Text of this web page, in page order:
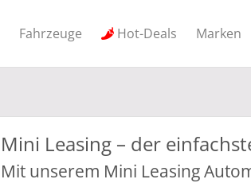
Fahrzeuge Hot-Deals Marken
Mini Leasing – der
Mit unserem Mini Leasing